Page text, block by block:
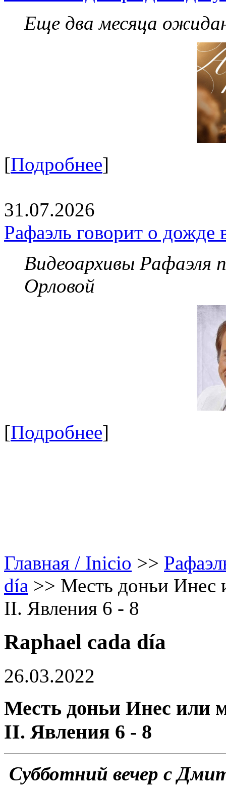
Еще два месяца
[Подробнее]
31.07.2026
Рафаэль говорит о дожде
Видеоархивы Рафаэля
Орловой
[Подробнее]
Главная / Inicio >>
día >> Месть доньи Инес
II. Явления 6 - 8
Raphael cada día
26.03.2022
Месть доньи Инес или
II. Явления 6 - 8
Субботний вечер с